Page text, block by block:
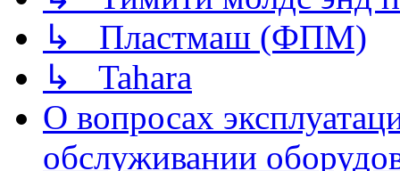
↳ Пластмаш (ФПМ)
↳ Tahara
О вопросах
обслуживании